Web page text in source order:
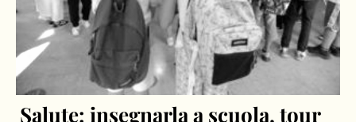
Salute: insegnarla a scuola, tour